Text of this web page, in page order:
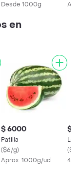
Desde 1000g
en
$ 6000
Patilla
($6/g)
Aprox. 1000g/ud
$
(